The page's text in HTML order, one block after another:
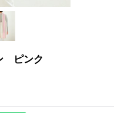
ピンク